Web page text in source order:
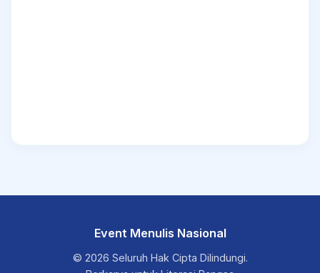
Event Menulis Nasional
© 2026 Seluruh Hak Cipta Dilindungi.